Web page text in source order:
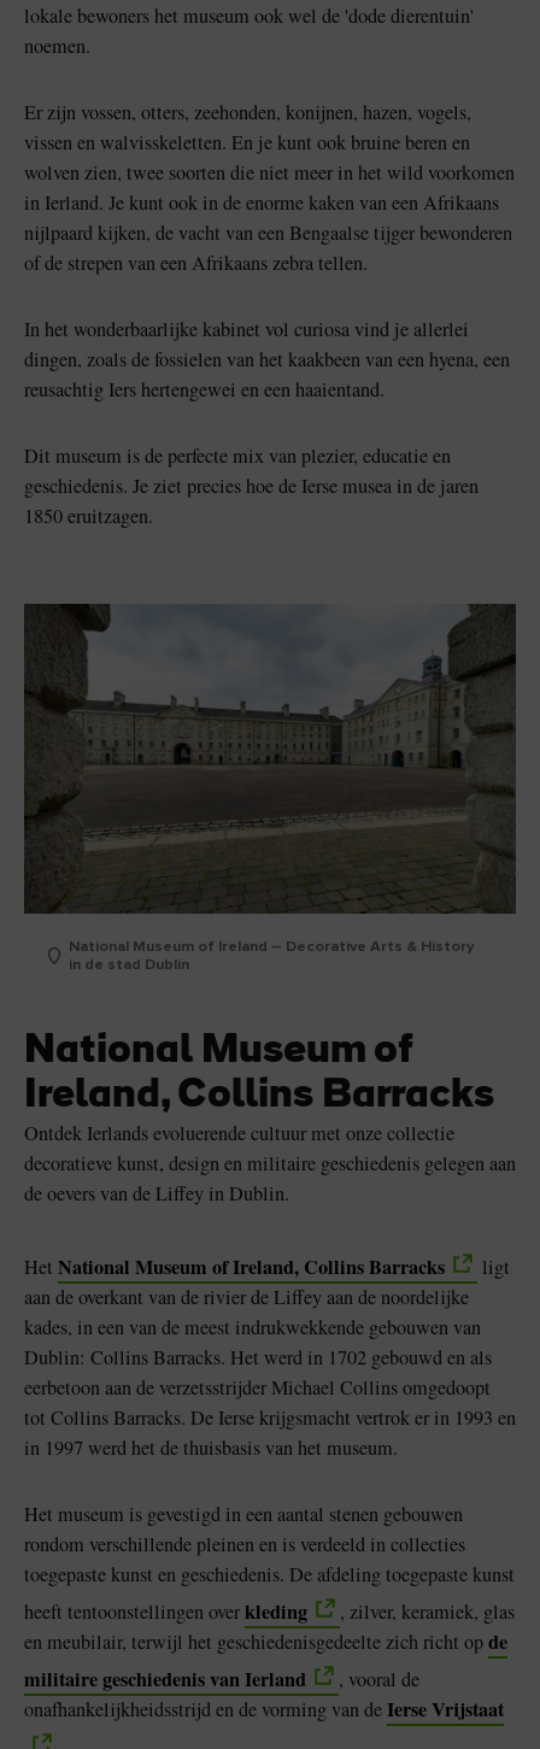
lokale bewoners het museum ook wel de 'dode dierentuin'
noemen.
Er zijn vossen, otters, zeehonden, konijnen, hazen, vogels,
vissen en walvisskeletten. En je kunt ook bruine beren en
wolven zien, twee soorten die niet meer in het wild voorkomen
in Ierland. Je kunt ook in de enorme kaken van een Afrikaans
nijlpaard kijken, de vacht van een Bengaalse tijger bewonderen
of de strepen van een Afrikaans zebra tellen.
In het wonderbaarlijke kabinet vol curiosa vind je allerlei
dingen, zoals de fossielen van het kaakbeen van een hyena, een
reusachtig Iers hertengewei en een haaientand.
Dit museum is de perfecte mix van plezier, educatie en
geschiedenis. Je ziet precies hoe de Ierse musea in de jaren
1850 eruitzagen.
National Museum of Ireland – Decorative Arts & History
in de stad Dublin
National Museum of
Ireland, Collins Barracks
Ontdek Ierlands evoluerende cultuur met onze collectie
decoratieve kunst, design en militaire geschiedenis gelegen aan
de oevers van de Liffey in Dublin.
Het National Museum of Ireland, Collins Barracks
ligt
aan de overkant van de rivier de Liffey aan de noordelijke
kades, in een van de meest indrukwekkende gebouwen van
Dublin: Collins Barracks. Het werd in 1702 gebouwd en als
eerbetoon aan de verzetsstrijder Michael Collins omgedoopt
tot Collins Barracks. De Ierse krijgsmacht vertrok er in 1993 en
in 1997 werd het de thuisbasis van het museum.
Het museum is gevestigd in een aantal stenen gebouwen
rondom verschillende pleinen en is verdeeld in collecties
toegepaste kunst en geschiedenis. De afdeling toegepaste kunst
heeft tentoonstellingen overkleding
, zilver, keramiek, glas
en meubilair, terwijl het geschiedenisgedeelte zich richt opde
militaire geschiedenis van Ierland
, vooral de
onafhankelijkheidsstrijd en de vorming van deIerse Vrijstaat